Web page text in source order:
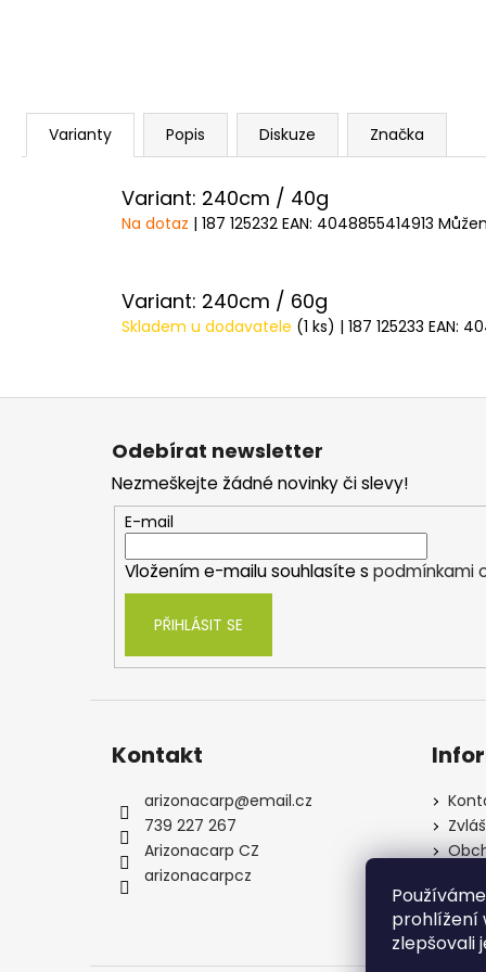
prohlížení
zlepšovali
Varianty Popis Diskuze Značka
Variant: 240cm / 40g
Na dotaz | 187 125232 EAN: 4048855414913
Variant: 240cm / 60g
Skladem u dodavatele (1 ks) | 187 125233 EAN:
Z
Odebírat newsletter
Nezmeškejte žádné novinky či slevy!
E-mail
Vložením e-mailu souhlasíte s podmínkami
PŘIHLÁSIT SE
Kontakt
arizonacarp@email.cz
739 227 267
Arizonacarp CZ
arizonacarpcz